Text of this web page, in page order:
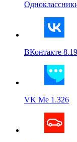
ВКонтакте
VK Me 1.326